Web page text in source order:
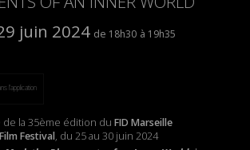
juin 2024
18h30 19h35
l’application
de la 35ème édition du FID Marseille
Festival, du 25 au 30 juin 2024